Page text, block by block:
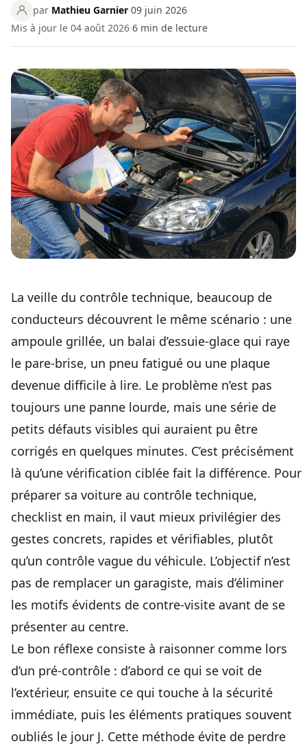
par Mathieu Garnier·09 juin 2026·
Mis à jour le 04 août 2026·6 min de lecture
La veille du contrôle technique, beaucoup de
conducteurs découvrent le même scénario : une
ampoule grillée, un balai d’essuie-glace qui raye
le pare-brise, un pneu fatigué ou une plaque
devenue difficile à lire. Le problème n’est pas
toujours une panne lourde, mais une série de
petits défauts visibles qui auraient pu être
corrigés en quelques minutes. C’est précisément
là qu’une vérification ciblée fait la différence. Pour
préparer sa voiture au contrôle technique,
checklist en main, il vaut mieux privilégier des
gestes concrets, rapides et vérifiables, plutôt
qu’un contrôle vague du véhicule. L’objectif n’est
pas de remplacer un garagiste, mais d’éliminer
les motifs évidents de contre-visite avant de se
présenter au centre.
Le bon réflexe consiste à raisonner comme lors
d’un pré-contrôle : d’abord ce qui se voit de
l’extérieur, ensuite ce qui touche à la sécurité
immédiate, puis les éléments pratiques souvent
oubliés le jour J. Cette méthode évite de perdre